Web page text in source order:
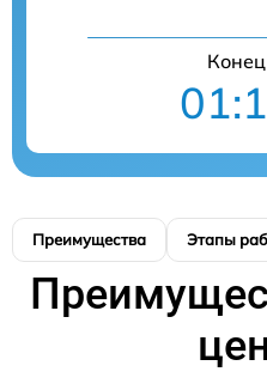
Преимущества Этапы